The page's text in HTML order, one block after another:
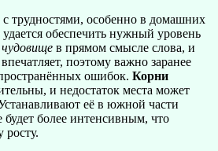
трудностями, особенно в домашних
обеспечить нужный уровень
чудовище в прямом смысле слова, и
поэтому важно заранее
ошибок. Корни
и недостаток места может
её в южной части
более интенсивным, что
росту.